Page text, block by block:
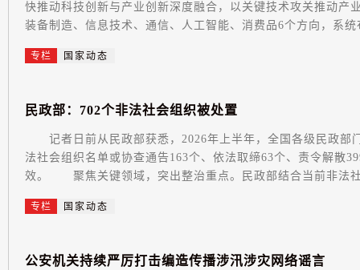
快推动科技创新与产业创新深度融合，以关键技术攻关推动
装备制造、信息技术、通信、人工智能、消费品6个方向，系
专栏 国家动态
民政部： 702个非法社会组 织被处置
记者日前从民政部获悉，2026年上半年，全国各级民政部
法社会组织名单或协查通告163个、依法取缔63个、责令解散
效。 聚焦关键领域，突出整治重点。民政部结合当前非法
专栏 国家动态
公安机关持续严厉打击编造传播涉汛涉灾 网络谣言